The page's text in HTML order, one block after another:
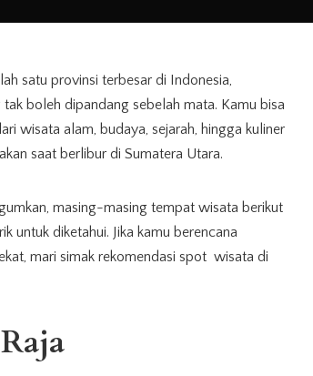
satu provinsi terbesar di Indonesia,
boleh dipandang sebelah mata. Kamu bisa
wisata alam, budaya, sejarah, hingga kuliner
saat berlibur di Sumatera Utara.
masing-masing tempat wisata berikut
untuk diketahui. Jika kamu berencana
mari simak rekomendasi spot wisata di